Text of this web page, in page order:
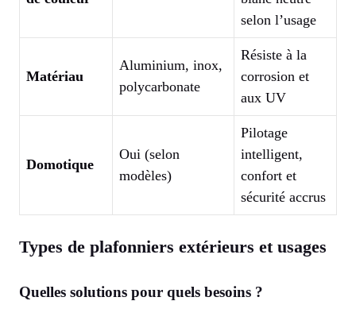
selon l’usage
Matériau
Aluminium, inox,
polycarbonate
Résiste à la
corrosion et
aux UV
Domotique
Oui (selon
modèles)
Pilotage
intelligent,
confort et
sécurité accrus
Types de plafonniers extérieurs et usages
Quelles solutions pour quels besoins ?